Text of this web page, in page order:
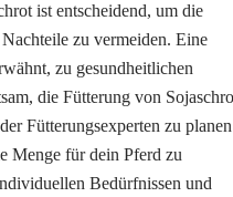
ist entscheidend, um die
zu vermeiden. Eine
zu gesundheitlichen
die Fütterung von
Fütterungsexperten zu
Menge für dein Pferd zu
Bedürfnissen und